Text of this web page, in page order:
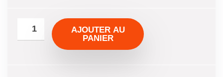
r
AJOUTER AU
PANIER